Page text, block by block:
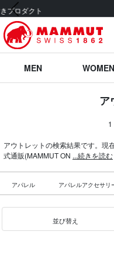
会員登録で【
前の画像
MEN WOMEN
ア
アウトレットの検索結果です。現
式通販(MAMMUT ON ...続きを読む
アパレル アパレルアクセサリ
並び替え